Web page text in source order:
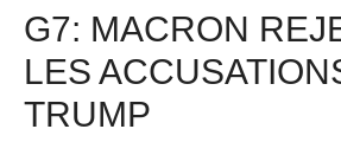
G7: MACRON
LES
TRUMP